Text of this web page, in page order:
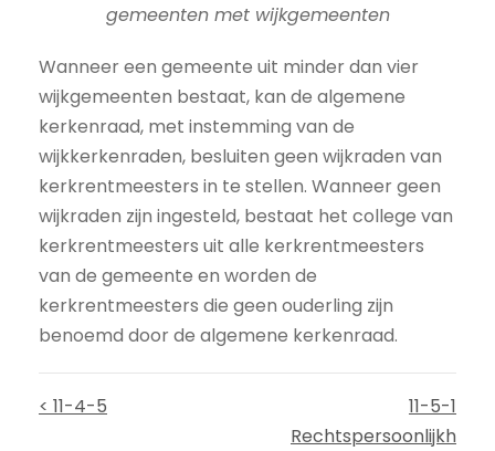
gemeenten met wijkgemeenten
Wanneer een gemeente uit minder dan vier
wijkgemeenten bestaat, kan de algemene
kerkenraad, met instemming van de
wijkkerkenraden, besluiten geen wijkraden van
kerkrentmeesters in te stellen. Wanneer geen
wijkraden zijn ingesteld, bestaat het college van
kerkrentmeesters uit alle kerkrentmeesters
van de gemeente en worden de
kerkrentmeesters die geen ouderling zijn
benoemd door de algemene kerkenraad.
< 11-4-5
11-5-1
Rechtspersoonlijkh